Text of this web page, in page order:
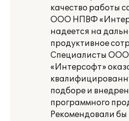
качество работы
ООО НПВФ
надеется на
продуктивное
Специалисты
«Интерсофт»
подборе и
программного
Рекомендовали бы